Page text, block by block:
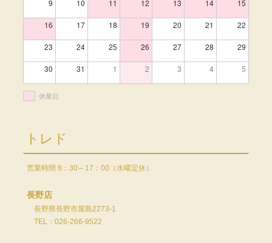
9 10 11 12 13 14 15
16 17 18 19 20 21 22
23 24 25 26 27 28 29
30 31 1 2 3 4 5
休業日
トレド
営業時間 8：30～17：00（水曜定休）
長野店
長野県長野市屋島2273-1
TEL：026-266-9522